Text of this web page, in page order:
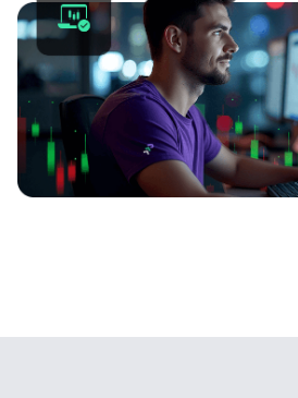
Podcasts
Glossary
CÔNG CỤ GIAO DỊCH
Lịch Kinh Tế
Giờ nghỉ lễ của thị trường
Đăng nhập Đăng ký